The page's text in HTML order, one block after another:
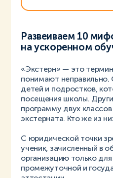
Развеиваем 10
на ускоренном
«Экстерн» — это
понимают
детей и подростков,
посещения школы.
программу двух
экстерната. Кто же из
С юридической точки
ученик, зачисленный в
организацию только
промежуточной и